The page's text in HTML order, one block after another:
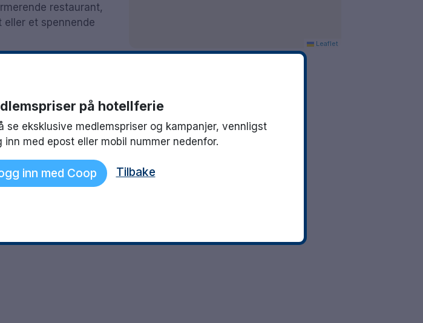
restaurant,
et spennende
Leaflet
på hotellferie
se eksklusive medlemspriser og kampanjer, vennligst
inn med epost eller mobil nummer nedenfor.
inn med Coop Tilbake